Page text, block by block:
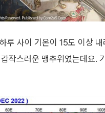
루 사이 기온이 15도 이상
갑작스러운 맹추위였는데요